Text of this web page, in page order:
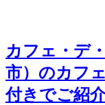
カフェ・デ
市）のカフ
付きでご紹